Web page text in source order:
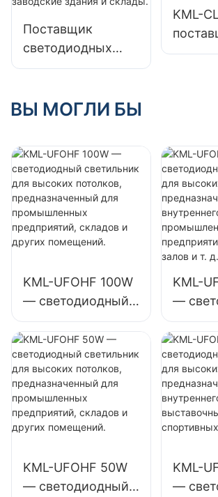
как
Поставщик
светодиодных
светильников
мощностью 100
предназначенных
для внутренних
помещений, таких
как
промышленные
и склады.
KML-
как
ВЫ МОГЛИ БЫ
KML-UFOHF 100W
— светодиодный
светильник для
высоких
потолков,
предназначенный
для
промышленных
предприятий,
помещений.
KML-
—
для
и т. д.
KML-UFOHF 50W
— светодиодный
KML-
—